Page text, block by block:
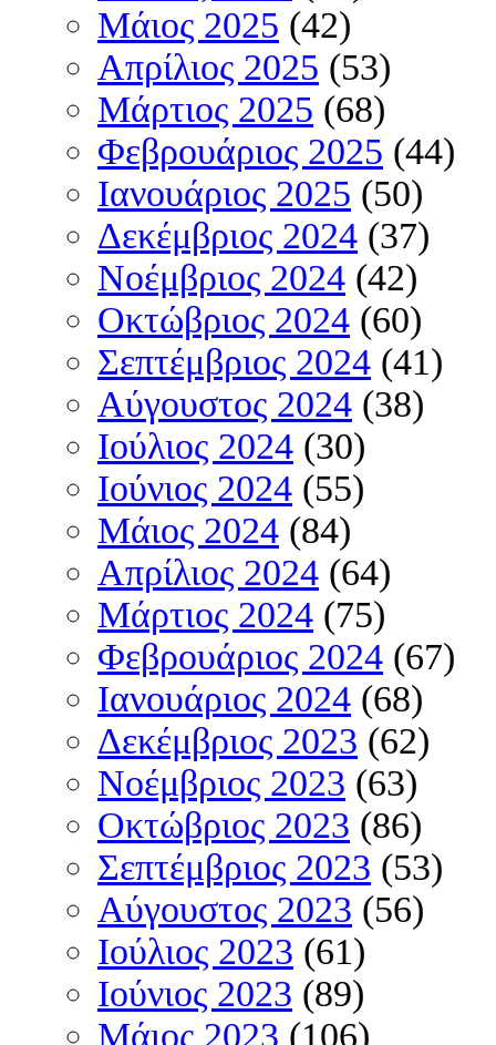
Μάιος 2025 (42)
Απρίλιος 2025 (53)
Μάρτιος 2025 (68)
Φεβρουάριος 2025 (44)
Ιανουάριος 2025 (50)
Δεκέμβριος 2024 (37)
Νοέμβριος 2024 (42)
Οκτώβριος 2024 (60)
Σεπτέμβριος 2024 (41)
Αύγουστος 2024 (38)
Ιούλιος 2024 (30)
Ιούνιος 2024 (55)
Μάιος 2024 (84)
Απρίλιος 2024 (64)
Μάρτιος 2024 (75)
Φεβρουάριος 2024 (67)
Ιανουάριος 2024 (68)
Δεκέμβριος 2023 (62)
Νοέμβριος 2023 (63)
Οκτώβριος 2023 (86)
Σεπτέμβριος 2023 (53)
Αύγουστος 2023 (56)
Ιούλιος 2023 (61)
Ιούνιος 2023 (89)
Μάιος 2023 (106)